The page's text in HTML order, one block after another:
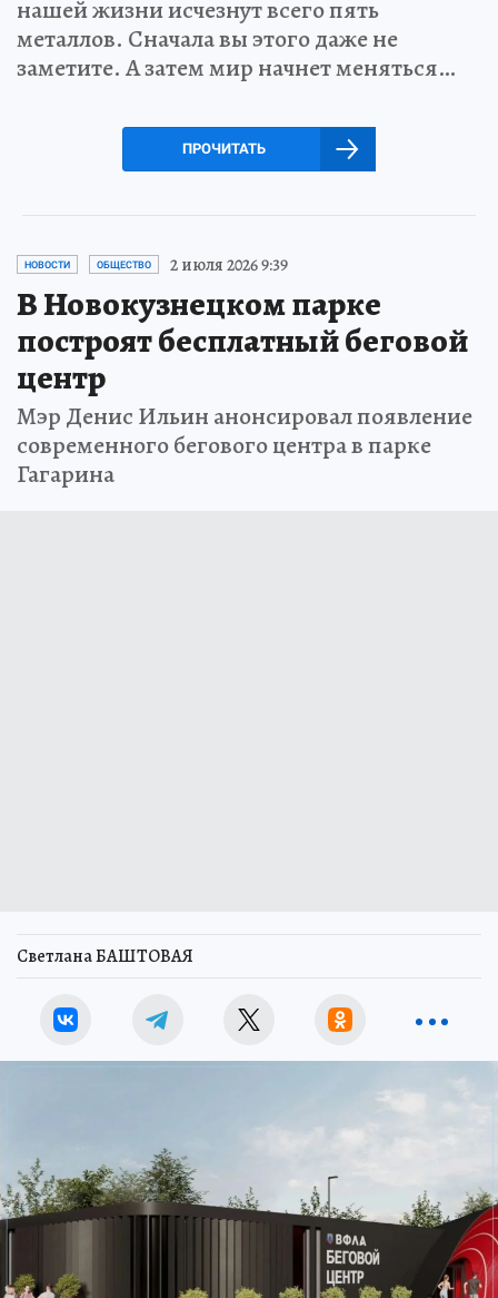
нашей жизни исчезнут всего пять
металлов. Сначала вы этого даже не
заметите. А затем мир начнет меняться…
ПРОЧИТАТЬ
НОВОСТИ ОБЩЕСТВО 2 июля 2026 9:39
В Новокузнецком парке
построят бесплатный беговой
центр
Мэр Денис Ильин анонсировал появление
современного бегового центра в парке
Гагарина
Светлана БАШТОВАЯ